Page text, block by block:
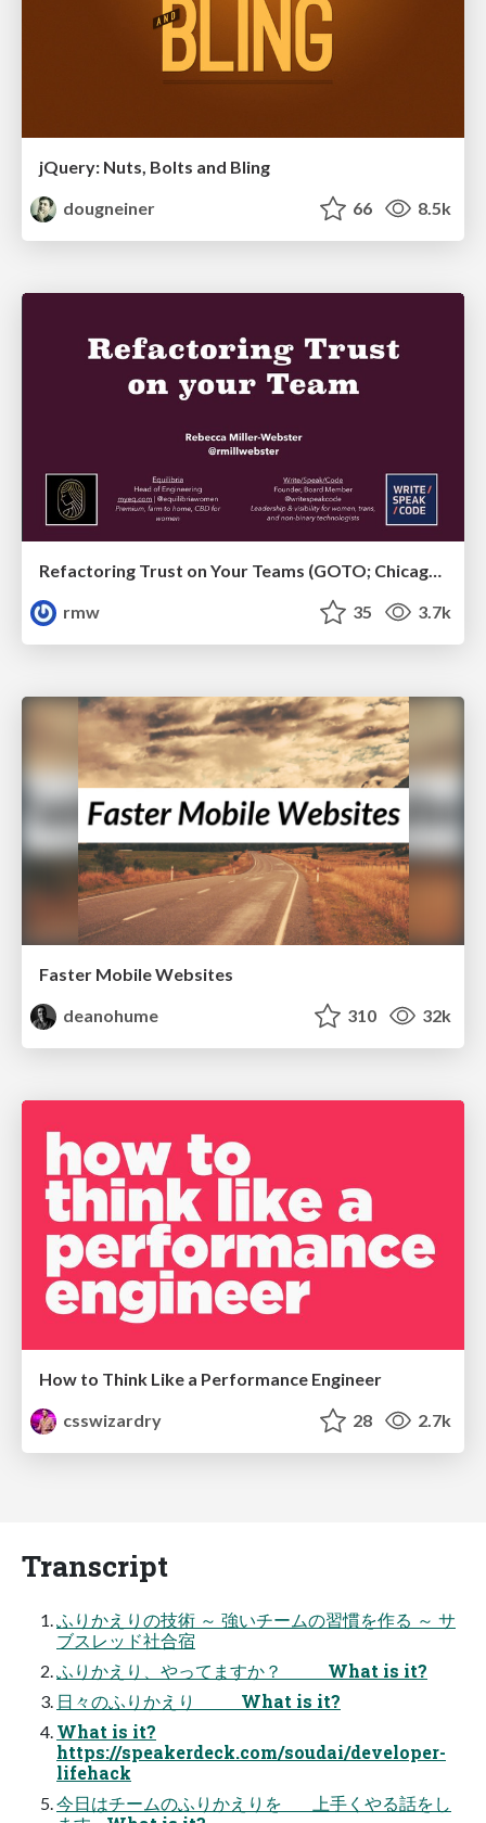
jQuery: Nuts, Bolts and Bling
dougneiner
66 8.5k
Refactoring Trust on Your Teams (GOTO; Chicago 2020)
rmw
35 3.7k
Faster Mobile Websites
deanohume
310 32k
How to Think Like a Performance Engineer
csswizardry
28 2.7k
Transcript
ふりかえりの技術 ～ 強いチームの習慣を作る ～ サ
ブスレッド社合宿
ふりかえり、やってますか？ What is it?
日々のふりかえり What is it?
What is it?
https://speakerdeck.com/soudai/developer-
lifehack
今日はチームのふりかえりを 上手くやる話をし